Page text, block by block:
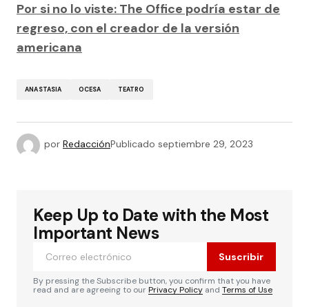
Por si no lo viste: The Office podría estar de
regreso, con el creador de la versión
americana
ANASTASIA OCESA TEATRO
por RedacciónPublicado septiembre 29, 2023
Keep Up to Date with the Most
Important News
Suscribir
By pressing the Subscribe button, you confirm that you have
read and are agreeing to ourPrivacy Policy and Terms of Use